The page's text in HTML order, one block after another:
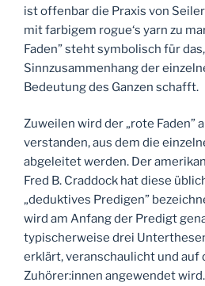
ist offenbar die Praxis von
mit farbigem rogue‘s yarn zu
Faden” steht symbolisch für
Sinnzusammenhang der
Bedeutung des Ganzen schafft.
Zuweilen wird der „rote Faden”
verstanden, aus dem die
abgeleitet werden. Der
Fred B. Craddock hat diese
„deduktives Predigen”
wird am Anfang der Predigt
typischerweise drei
erklärt, veranschaulicht und auf
Zuhörer:innen angewendet